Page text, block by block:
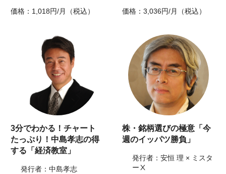
価格：1,018円/月（税込）
価格：3,036円/月（税込）
3分でわかる！チャート
たっぷり！中島孝志の得
する「経済教室」
発行者：中島孝志
株・銘柄選びの極意「今
週のイッパツ勝負」
発行者：安恒 理 × ミスタ
ーⅩ